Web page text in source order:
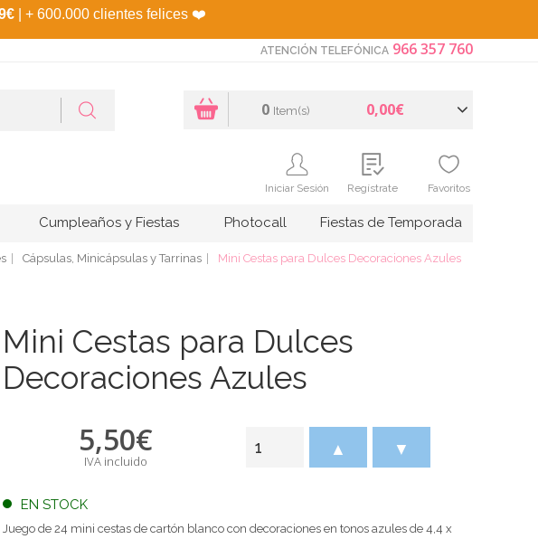
| + 600.000 clientes felices ❤️
ATENCIÓN TELEFÓNICA 966 357 760
0 Item(s) 0,00€
Iniciar Sesión Regístrate Favoritos
Cumpleaños y Fiestas Photocall Fiestas de Temporada
Cápsulas, Minicápsulas y Tarrinas Mini Cestas para Dulces Decoraciones Azules
Mini Cestas para Dulces
Decoraciones Azules
5,50€
IVA incluido
EN STOCK
▲ ▼
Juego de 24 mini cestas de cartón blanco con decoraciones en tonos azules de 4,4 x